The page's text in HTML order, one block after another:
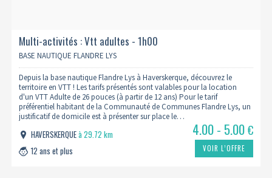
Multi-activités : Vtt adultes - 1h00
BASE NAUTIQUE FLANDRE LYS
Depuis la base nautique Flandre Lys à Haverskerque, découvrez le
territoire en VTT ! Les tarifs présentés sont valables pour la location
d'un VTT Adulte de 26 pouces (à partir de 12 ans) Pour le tarif
préférentiel habitant de la Communauté de Communes Flandre Lys, un
justificatif de domicile est à présenter sur place le…
HAVERSKERQUEà 29.72 km
12 ans et plus
4.00 - 5.00€
VOIR L’OFFRE